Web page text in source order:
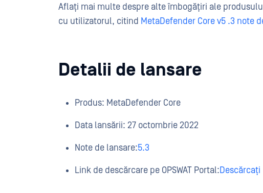
Aflați mai multe despre alte îmbogățiri ale
cu utilizatorul, citind MetaDefender Core v5 .3 note
Detalii de lansare
Produs: MetaDefender Core
Data lansării: 27 octombrie 2022
Note de lansare:5.3
Link de descărcare pe OPSWAT Portal:Descărcați